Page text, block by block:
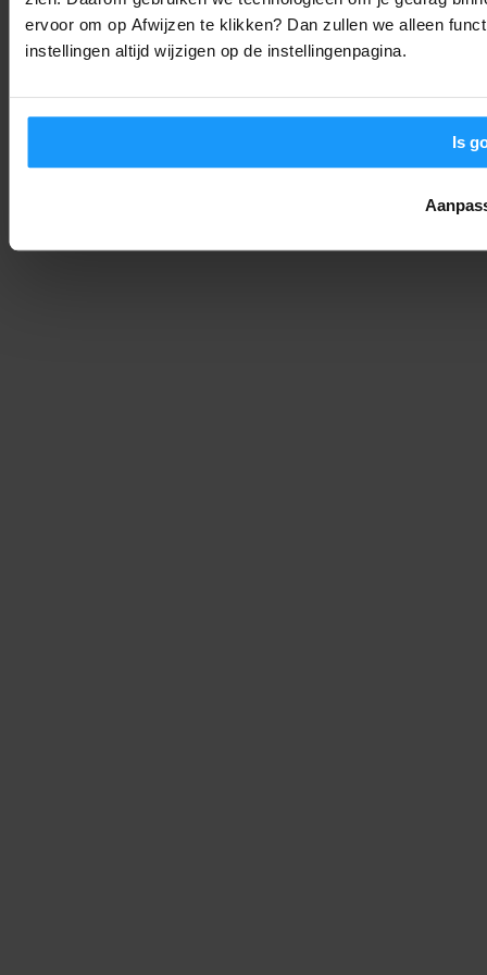
ervoor om op Afwijzen te klikken? Dan zullen we alleen
instellingen altijd wijzigen op de instellingenpagina.
Is